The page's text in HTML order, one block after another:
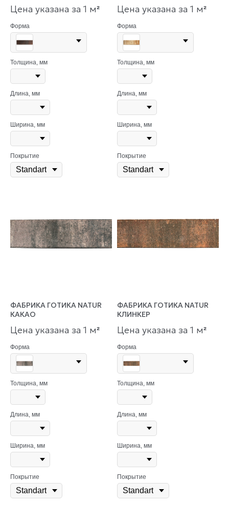
Цена указана за 1 м²
Форма
Толщина, мм
Длина, мм
Ширина, мм
Покрытие
Цена указана за 1 м²
Форма
Толщина, мм
Длина, мм
Ширина, мм
Покрытие
ФАБРИКА ГОТИКА NATUR
КАКАО
Цена указана за 1 м²
Форма
Толщина, мм
Длина, мм
Ширина, мм
Покрытие
ФАБРИКА ГОТИКА NATUR
КЛИНКЕР
Цена указана за 1 м²
Форма
Толщина, мм
Длина, мм
Ширина, мм
Покрытие